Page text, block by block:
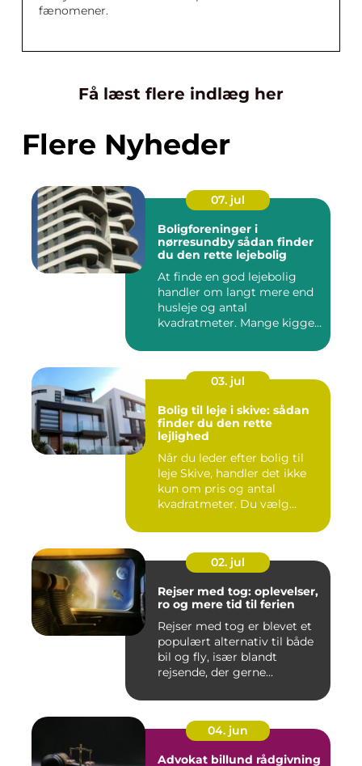
fænomener.
Få læst flere indlæg her
Flere Nyheder
07. jul
Boligforeninger i
nørresundby sådan finder
du den rette lejebolig
At finde en god lejebolig
handler om langt mere end
husleje og antal
kvadratmeter. Mange kigger
03. jul
Bolig til leje i skive: sådan
finder du den rette
lejlighed
Når du leder efter bolig til
leje Skive, handler det ikke
kun om pris og antal
kvadratmeter. Du vælg...
02. jul
Rejser med tog: oplevelser,
ro og mere tid til ferien
Rejser med tog er blevet et
populært alternativ til både
bil og fly, især blandt
rejsende, der gerne...
04. jun
Advokat billund rådgivning